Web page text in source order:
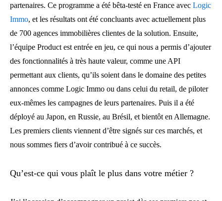
partenaires. Ce programme a été bêta-testé en France avec Logic
Immo, et les résultats ont été concluants avec actuellement plus
de 700 agences immobilières clientes de la solution. Ensuite,
l’équipe Product est entrée en jeu, ce qui nous a permis d’ajouter
des fonctionnalités à très haute valeur, comme une API
permettant aux clients, qu’ils soient dans le domaine des petites
annonces comme Logic Immo ou dans celui du retail, de piloter
eux-mêmes les campagnes de leurs partenaires. Puis il a été
déployé au Japon, en Russie, au Brésil, et bientôt en Allemagne.
Les premiers clients viennent d’être signés sur ces marchés, et
nous sommes fiers d’avoir contribué à ce succès.
Qu’est-ce qui vous plaît le plus dans votre métier ?